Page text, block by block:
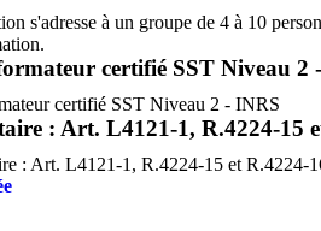
s'adresse à un groupe de 4 à 10
certifié SST Niveau 2
certifié SST Niveau 2 - INRS
: Art. L4121-1, R.4224-15
: Art. L4121-1, R.4224-15 et R.4224-